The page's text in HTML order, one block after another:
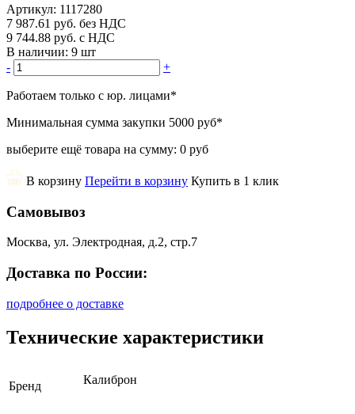
Артикул: 1117280
7 987.61 руб. без НДС
9 744.88 руб. с НДС
В наличии: 9 шт
-
+
Работаем только с юр. лицами*
Минимальная сумма закупки 5000 руб*
выберите ещё товара на сумму: 0 руб
В корзину Перейти в корзину Купить в 1 клик
Самовывоз
Москва, ул. Электродная, д.2, стр.7
Доставка по России:
подробнее о доставке
Технические характеристики
Бренд Калиброн